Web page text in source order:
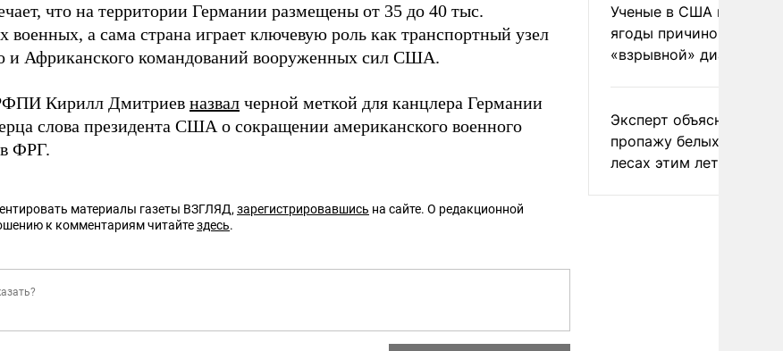
что на территории Германии размещены от 35 до 40 тыс.
военных, а сама страна играет ключевую роль как транспортный узел
и Африканского командований вооруженных сил США.
Кирилл Дмитриев назвал черной меткой для канцлера Германии
слова президента США о сокращении американского военного
ФРГ.
материалы газеты ВЗГЛЯД, зарегистрировавшись на сайте. О редакционной
к комментариям читайтездесь.
Ученые в США назвали
ягоды причиной
«взрывной» диареи
Эксперт объяснил
пропажу белых грибов
лесах этим летом